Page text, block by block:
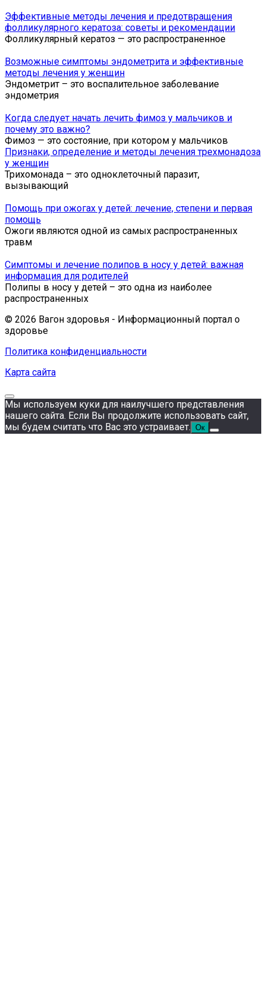
Эффективные методы лечения и предотвращения
фолликулярного кератоза: советы и рекомендации
Фолликулярный кератоз — это распространенное
Возможные симптомы эндометрита и эффективные
методы лечения у женщин
Эндометрит – это воспалительное заболевание
эндометрия
Когда следует начать лечить фимоз у мальчиков и
почему это важно?
Фимоз — это состояние, при котором у мальчиков
Признаки, определение и методы лечения трехмонадоза
у женщин
Трихомонада – это одноклеточный паразит,
вызывающий
Помощь при ожогах у детей: лечение, степени и первая
помощь
Ожоги являются одной из самых распространенных
травм
Симптомы и лечение полипов в носу у детей: важная
информация для родителей
Полипы в носу у детей – это одна из наиболее
распространенных
© 2026 Вагон здоровья - Информационный портал о
здоровье
Политика конфиденциальности
Карта сайта
Мы используем куки для наилучшего представления
нашего сайта. Если Вы продолжите использовать сайт,
мы будем считать что Вас это устраивает. Ок